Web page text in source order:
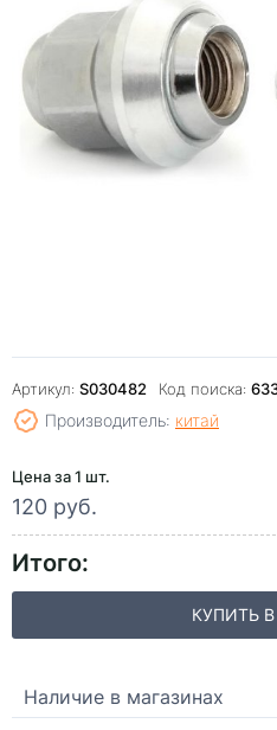
Артикул: S030482 Код поиска:
Производитель: китай
Цена за 1 шт.
120 руб.
Итого:
КУПИТЬ
Наличие в магазинах